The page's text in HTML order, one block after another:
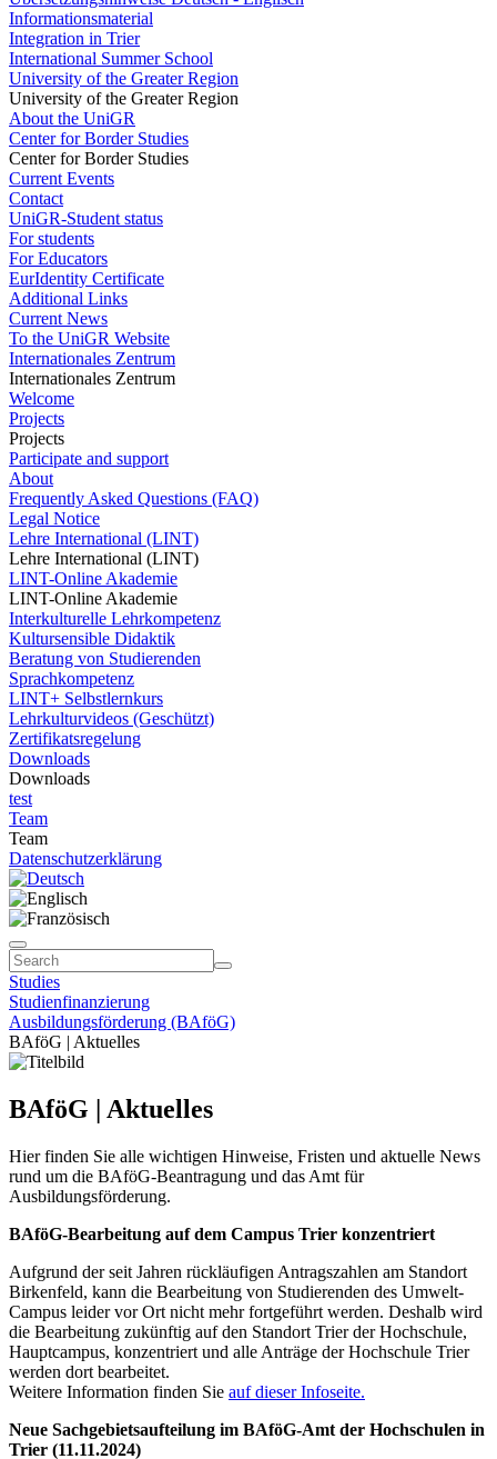
Informationsmaterial
Integration in Trier
International Summer School
University of the Greater Region
University of the Greater Region
About the UniGR
Center for Border Studies
Center for Border Studies
Current Events
Contact
UniGR-Student status
For students
For Educators
EurIdentity Certificate
Additional Links
Current News
To the UniGR Website
Internationales Zentrum
Internationales Zentrum
Welcome
Projects
Projects
Participate and support
About
Frequently Asked Questions (FAQ)
Legal Notice
Lehre International (LINT)
Lehre International (LINT)
LINT-Online Akademie
LINT-Online Akademie
Interkulturelle Lehrkompetenz
Kultursensible Didaktik
Beratung von Studierenden
Sprachkompetenz
LINT+ Selbstlernkurs
Lehrkulturvideos (Geschützt)
Zertifikatsregelung
Downloads
Downloads
test
Team
Team
Datenschutzerklärung
Studies
Studienfinanzierung
Ausbildungsförderung (BAföG)
BAföG | Aktuelles
BAföG | Aktuelles
Hier finden Sie alle wichtigen Hinweise, Fristen und aktuelle News
rund um die BAföG-Beantragung und das Amt für
Ausbildungsförderung.
BAföG-Bearbeitung auf dem Campus Trier konzentriert
Aufgrund der seit Jahren rückläufigen Antragszahlen am Standort
Birkenfeld, kann die Bearbeitung von Studierenden des Umwelt-
Campus leider vor Ort nicht mehr fortgeführt werden. Deshalb wird
die Bearbeitung zukünftig auf den Standort Trier der Hochschule,
Hauptcampus, konzentriert und alle Anträge der Hochschule Trier
werden dort bearbeitet.
Weitere Information finden Sie auf dieser Infoseite.
Neue Sachgebietsaufteilung im BAföG-Amt der Hochschulen in
Trier (11.11.2024)